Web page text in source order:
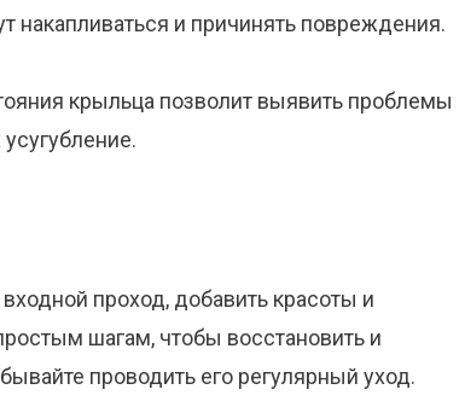
накапливаться и причинять повреждения.
крыльца позволит выявить проблемы
проход, добавить красоты и
шагам, чтобы восстановить и
проводить его регулярный уход.